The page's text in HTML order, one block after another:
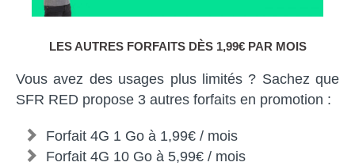
LES AUTRES FORFAITS DÈS 1,99€ PAR MOIS
Vous avez des usages plus limités ? Sachez que
SFR RED propose 3 autres forfaits en promotion :
Forfait 4G 1 Go à 1,99€ / mois
Forfait 4G 10 Go à 5,99€ / mois